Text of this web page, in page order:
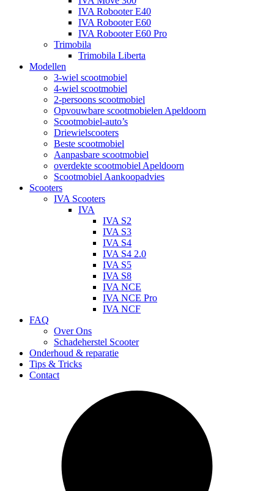
IVA Robooter E40
IVA Robooter E60
IVA Robooter E60 Pro
Trimobila
Trimobila Liberta
Modellen
3-wiel scootmobiel
4-wiel scootmobiel
2-persoons scootmobiel
Opvouwbare scootmobielen Apeldoorn
Scootmobiel-auto’s
Driewielscooters
Beste scootmobiel
Aanpasbare scootmobiel
overdekte scootmobiel Apeldoorn
Scootmobiel Aankoopadvies
Scooters
IVA Scooters
IVA
IVA S2
IVA S3
IVA S4
IVA S4 2.0
IVA S5
IVA S8
IVA NCE
IVA NCE Pro
IVA NCF
FAQ
Over Ons
Schadeherstel Scooter
Onderhoud & reparatie
Tips & Tricks
Contact